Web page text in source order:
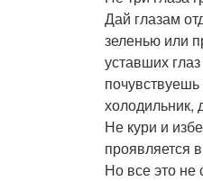
Дай глазам
зеленью или
уставших
холодильник,
Не кури и
проявляется
Но все это не